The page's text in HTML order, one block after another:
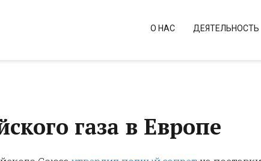
О НАС ДЕЯТЕЛЬНОСТЬ
газа в Европе